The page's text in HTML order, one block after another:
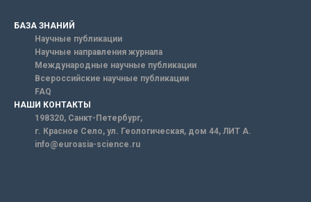
БАЗА ЗНАНИЙ
Научные публикации
Научные направления журнала
Международные научные публикации
Всероссийские научные публикации
FAQ
НАШИ КОНТАКТЫ
198320, Санкт-Петербург,
г. Красное Село, ул. Геологическая, дом 44, ЛИТ А.
info@euroasia-science.ru